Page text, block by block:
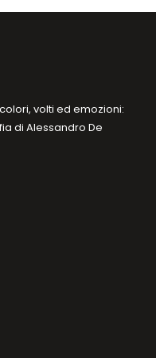
volti ed emozioni:
di Alessandro De